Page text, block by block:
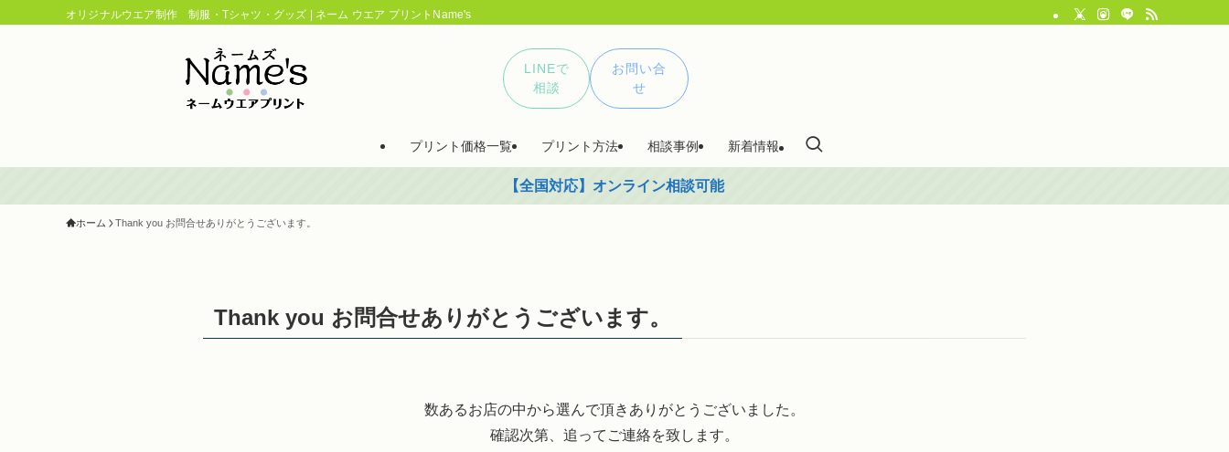
オリジナルウエア制作 制服・Tシャツ・グッズ | ネーム ウエア プリントName's
プリント価格一覧 プリント方法 相談事例 新着情報
LINEで
相談
お問い合
せ
【全国対応】オンライン相談可能
ホーム Thank you お問合せありがとうございます。
Thank you お問合せありがとうございます。
数あるお店の中から選んで頂きありがとうございました。
確認次第、追ってご連絡を致します。